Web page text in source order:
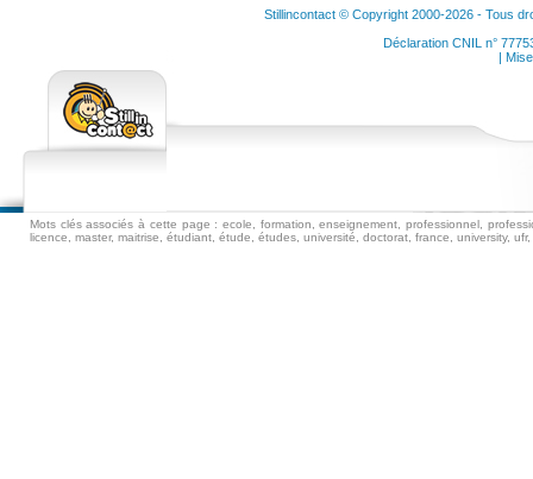
Stillincontact © Copyright 2000-2026 - Tous
Déclaration CNIL n°
|
Mots clés associés à cette page : ecole, formation, enseignement, professionnel,
licence, master, maitrise, étudiant, étude, études, université, doctorat, france, university,